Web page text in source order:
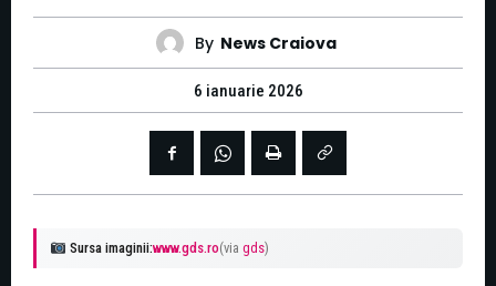
By News Craiova
6 ianuarie 2026
Sursa imaginii:www.gds.ro(via gds)